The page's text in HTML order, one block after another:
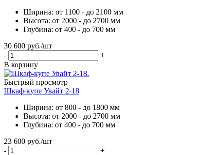
Ширина: от 1100 - до 2100 мм
Высота: от 2000 - до 2700 мм
Глубина: от 400 - до 700 мм
30 600 руб./шт
-
+
В корзину
Быстрый просмотр
Шкаф-купе Увайт 2-18
Ширина: от 800 - до 1800 мм
Высота: от 2000 - до 2700 мм
Глубина: от 400 - до 700 мм
23 600 руб./шт
-
+